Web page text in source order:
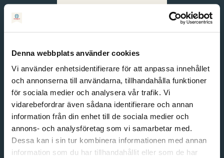
Denna webbplats använder cookies
Vi använder enhetsidentifierare för att anpassa innehållet
och annonserna till användarna, tillhandahålla funktioner
för sociala medier och analysera vår trafik. Vi
vidarebefordrar även sådana identifierare och annan
information från din enhet till de sociala medier och
annons- och analysföretag som vi samarbetar med.
Dessa kan i sin tur kombinera informationen med annan
information som du har tillhandahållit eller som de har
English
Svenska
Email address